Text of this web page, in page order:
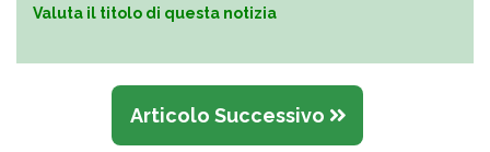
Valuta il titolo di questa notizia
Articolo Successivo